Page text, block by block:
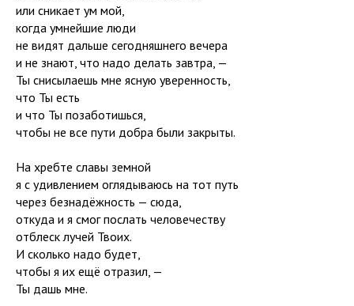
или сникает ум мой,
когда умнейшие люди
не видят дальше сегодняшнего вечера
и не знают, что надо делать завтра, —
Ты снисылаешь мне ясную уверенность,
что Ты есть
и что Ты позаботишься,
чтобы не все пути добра были закрыты.
На хребте славы земной
я с удивлением оглядываюсь на тот путь
через безнадёжность — сюда,
откуда и я смог послать человечеству
отблеск лучей Твоих.
И сколько надо будет,
чтобы я их ещё отразил, —
Ты дашь мне.